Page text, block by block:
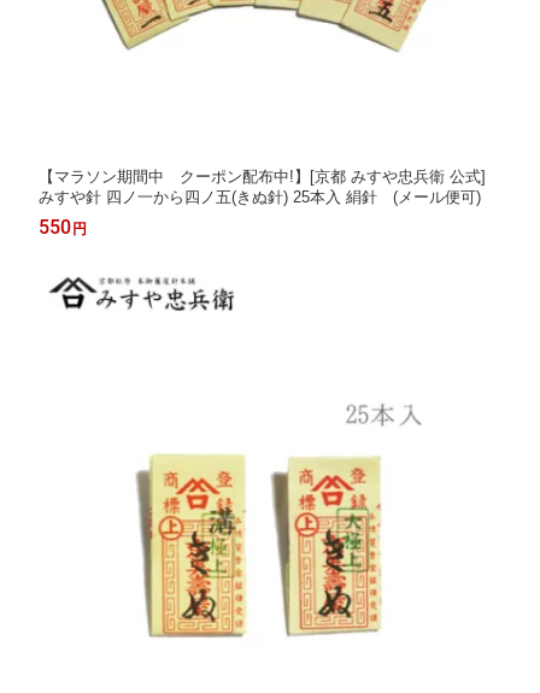
【マラソン期間中 クーポン配布中!】[京都 みすや忠兵衛 公式]
みすや針 四ノ一から四ノ五(きぬ針) 25本入 絹針 (メール便可)
550円